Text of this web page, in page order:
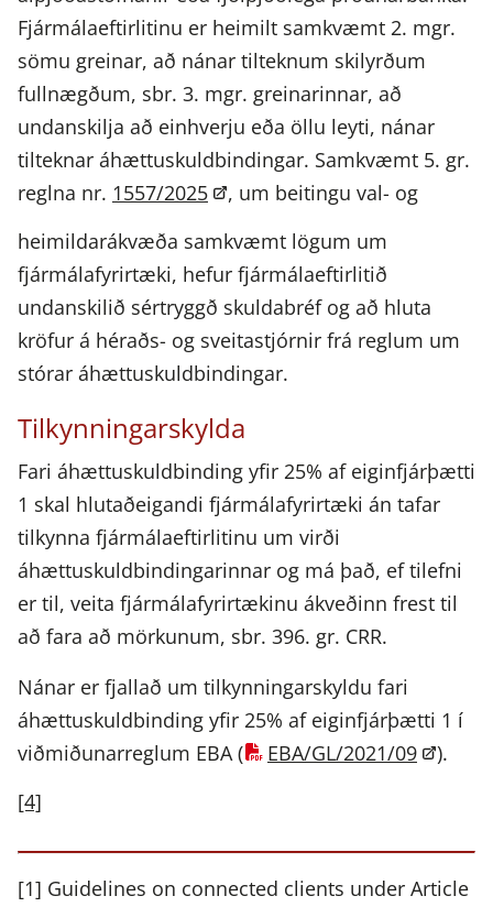
Fjármálaeftirlitinu er heimilt samkvæmt 2. mgr.
sömu greinar, að nánar tilteknum skilyrðum
fullnægðum, sbr. 3. mgr. greinarinnar, að
undanskilja að einhverju eða öllu leyti, nánar
tilteknar áhættuskuldbindingar. Samkvæmt 5. gr.
reglna nr. 1557/2025
, um beitingu val- og
heimildarákvæða samkvæmt lögum um
fjármálafyrirtæki, hefur fjármálaeftirlitið
undanskilið sértryggð skuldabréf og að hluta
kröfur á héraðs- og sveitastjórnir frá reglum um
stórar áhættuskuldbindingar.
Tilkynningarskylda
Fari áhættuskuldbinding yfir 25% af eiginfjárþætti
1 skal hlutaðeigandi fjármálafyrirtæki án tafar
tilkynna fjármálaeftirlitinu um virði
áhættuskuldbindingarinnar og má það, ef tilefni
er til, veita fjármálafyrirtækinu ákveðinn frest til
að fara að mörkunum, sbr. 396. gr. CRR.
Nánar er fjallað um tilkynningarskyldu fari
áhættuskuldbinding yfir 25% af eiginfjárþætti 1 í
viðmiðunarreglum EBA (
EBA/GL/2021/09
).
[4]
[1] Guidelines on connected clients under Article